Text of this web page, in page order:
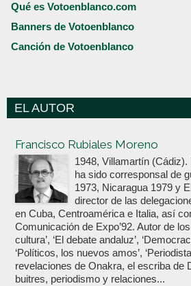
Qué es Votoenblanco.com
Banners de Votoenblanco
Canción de Votoenblanco
EL AUTOR
Francisco Rubiales Moreno
1948, Villamartín
ha sido corresponsal de
1973, Nicaragua 1979 y
director de las
en Cuba, Centroamérica e Italia, así
Comunicación de Expo’92. Autor de
cultura’, ‘El debate andaluz’,
‘Políticos, los nuevos amos’,
revelaciones de Onakra, el escriba de
buitres, periodismo y relaciones...